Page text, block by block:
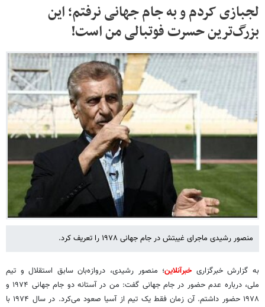
لجبازی کردم و به جام جهانی نرفتم؛ این
بزرگ‌ترین حسرت فوتبالی من است!
منصور رشیدی ماجرای غیبتش در جام جهانی ۱۹۷۸ را تعریف کرد.
به گزارش خبرگزاریخبرآنلاین؛ منصور رشیدی، دروازه‌بان سابق استقلال و تیم
ملی، درباره عدم حضور در جام جهانی گفت: من در آستانه دو جام جهانی ۱۹۷۴ و
۱۹۷۸ حضور داشتم. آن زمان فقط یک تیم از آسیا صعود می‌کرد. در سال ۱۹۷۴ با